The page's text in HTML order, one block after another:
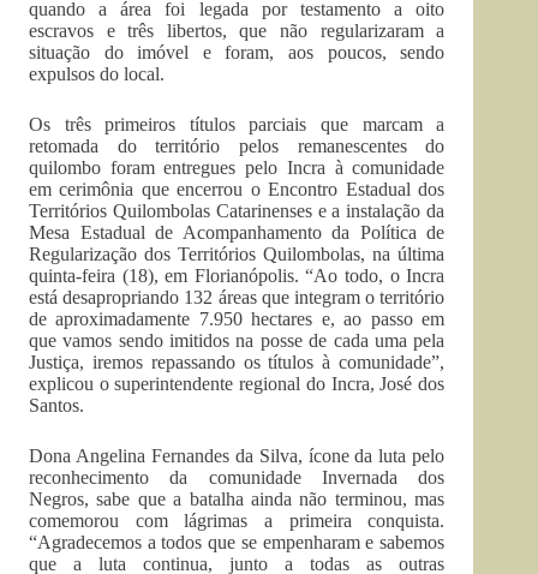
quando a área foi legada por testamento a oito
escravos e três libertos, que não regularizaram a
situação do imóvel e foram, aos poucos, sendo
expulsos do local.
Os três primeiros títulos parciais que marcam a
retomada do território pelos remanescentes do
quilombo foram entregues pelo Incra à comunidade
em cerimônia que encerrou o Encontro Estadual dos
Territórios Quilombolas Catarinenses e a instalação da
Mesa Estadual de Acompanhamento da Política de
Regularização dos Territórios Quilombolas, na última
quinta-feira (18), em Florianópolis. “Ao todo, o Incra
está desapropriando 132 áreas que integram o território
de aproximadamente 7.950 hectares e, ao passo em
que vamos sendo imitidos na posse de cada uma pela
Justiça, iremos repassando os títulos à comunidade”,
explicou o superintendente regional do Incra, José dos
Santos.
Dona Angelina Fernandes da Silva, ícone da luta pelo
reconhecimento da comunidade Invernada dos
Negros, sabe que a batalha ainda não terminou, mas
comemorou com lágrimas a primeira conquista.
“Agradecemos a todos que se empenharam e sabemos
que a luta continua, junto a todas as outras